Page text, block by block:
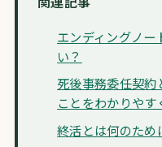
エンディングノー
い？
死後事務委任契約
ことをわかりやす
終活とは何のため